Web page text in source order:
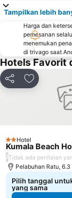
Tampilkan lebih
Harga dan
pemesanan
menemukan
di trivago saat
Hotels Favorit
Bagikan
2 Bintang
Hotel
Kumala Beach
/Tidak ada penilaian
Pelabuhan Ratu,
Pilih tanggal
yang sama